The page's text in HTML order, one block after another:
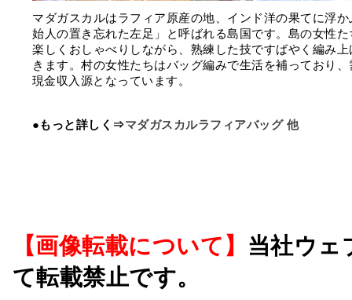
マダガスカルはラフィア原産の地、インド洋の果てに浮
始人の置き忘れた左足」と呼ばれる島国です。島の女性
楽しくおしゃべりしながら、熟練した技ですばやく編み
きます。村の女性たちはバッグ編みで生活を補っており
現金収入源となっています。
●もっと詳しく⇒マダガスカルラフィアバッグ 他
【画像転載について】 当社ウェ
て転載禁止です。